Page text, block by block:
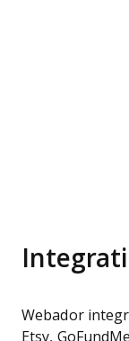
Webador
Etsy,